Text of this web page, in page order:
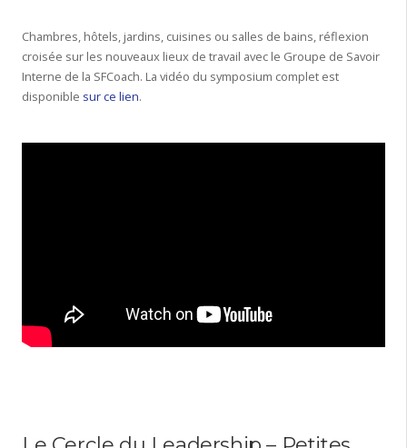
Chambres, hôtels, jardins, cuisines ou salles de bains, réflexion
croisée sur les nouveaux lieux de travail avec le Groupe de Savoir
Interne de la SFCoach. La vidéo du symposium complet est
disponible sur ce lien.